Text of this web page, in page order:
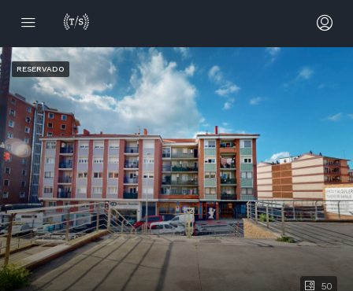
50
RESERVADO